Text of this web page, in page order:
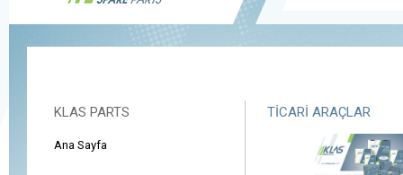
KLAS PARTS
Ana Sayfa
TICARI ARAÇLAR